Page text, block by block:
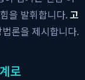
을 발휘합니다.고
론을 제시합니다.
로